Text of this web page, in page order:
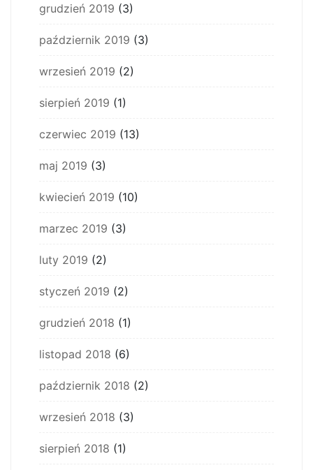
grudzień 2019 (3)
październik 2019 (3)
wrzesień 2019 (2)
sierpień 2019 (1)
czerwiec 2019 (13)
maj 2019 (3)
kwiecień 2019 (10)
marzec 2019 (3)
luty 2019 (2)
styczeń 2019 (2)
grudzień 2018 (1)
listopad 2018 (6)
październik 2018 (2)
wrzesień 2018 (3)
sierpień 2018 (1)